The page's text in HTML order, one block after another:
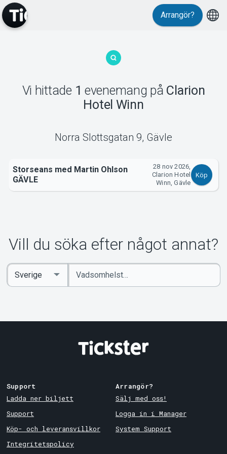
MyTickster
Support
Om Tickster
Arrangör?
Vi hittade 1 evenemang på Clarion
Hotel Winn
Norra Slottsgatan 9, Gävle
Storseans med Martin Ohlson
GÄVLE
28 nov 2026,
Clarion Hotel
Winn, Gävle
Köp
Vill du söka efter något annat?
Ange
sökord
Select
Country
Support
Ladda ner biljett
Support
Köp- och leveransvillkor
Integritetspolicy
Arrangör?
Sälj med oss!
Logga in i Manager
System Support